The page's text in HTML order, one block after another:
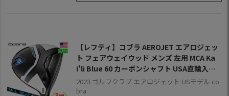
【レフティ】コブラ AEROJET エアロジェッ
ト フェアウェイウッド メンズ 左用 MCA Ka
i'li Blue 60 カーボンシャフト USA直輸入品 2
023年モデル AEROJETMD 【上半期SALE】
2023 ゴルフクラブ エアロジェット USモデル co
bra